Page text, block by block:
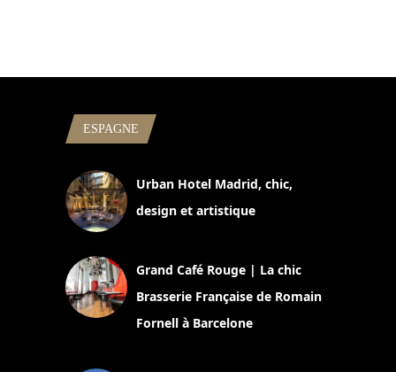
ESPAGNE
Urban Hotel Madrid, chic,
design et artistique
Grand Café Rouge | La chic
Brasserie Française de Romain
Fornell à Barcelone